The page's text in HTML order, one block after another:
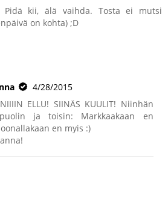
Pidä kii, älä vaihda. Tosta ei mutsi
on kohta) ;D
4/28/2015
ELLU! SIINÄS KUULIT! Niinhän
ja toisin: Markkaakaan en
en myis :)